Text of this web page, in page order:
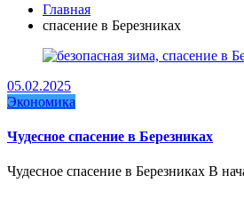
Главная
спасение в Березниках
05.02.2025
Экономика
Чудесное спасение в Березниках
Чудесное спасение в Березниках В